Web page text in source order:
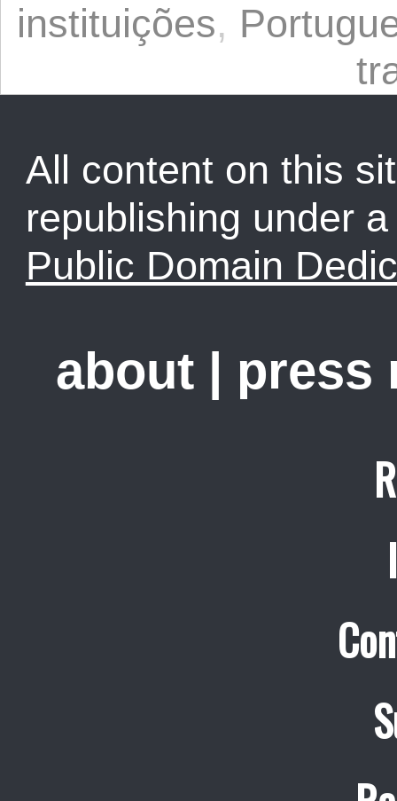
instituições,
All content on this
republishing under
Public Domain
about press